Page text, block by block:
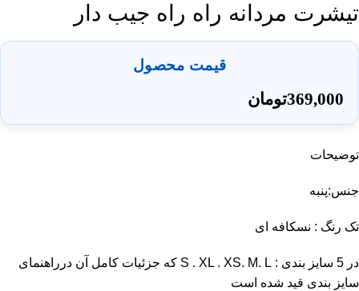
تیشرت مردانه راه راه جیب دار
قیمت محصول
369,000تومان
توضیحات
جنس:پنبه
تک رنگ : نسکافه ای
در 5 سایز بندی : S . XL . XS. M. L که جزئیات کامل آن درراهنمای
سایز بندی قید شده است